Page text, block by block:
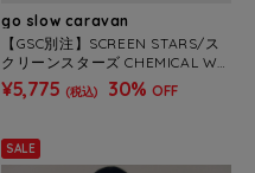
go slow caravan
【GSC別注】SCREEN STARS/ス
クリーンスターズ CHEMICAL WA
SH SHORT CREW NECK (MENS)
¥5,775 (税込) 30% OFF
SALE